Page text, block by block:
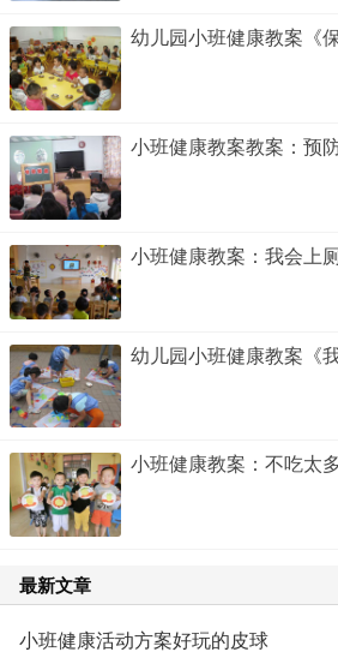
幼儿园小班健康教案《
小班健康教案教案：预
小班健康教案：我会上
幼儿园小班健康教案《
小班健康教案：不吃太
最新文章
小班健康活动方案好玩的皮球